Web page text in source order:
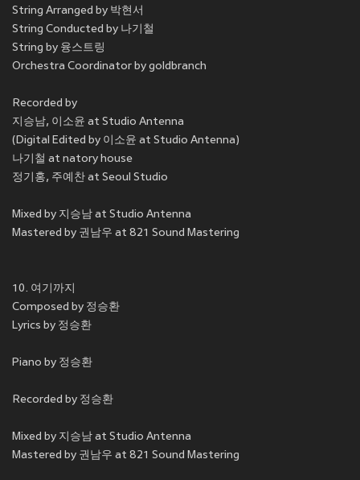
String Arranged by 박현서
String Conducted by 나기철
String by 융스트링
Orchestra Coordinator by goldbranch
Recorded by
지승남, 이소윤 at Studio Antenna
(Digital Edited by 이소윤 at Studio Antenna)
나기철 at natory house
정기홍, 주예찬 at Seoul Studio
Mixed by 지승남 at Studio Antenna
Mastered by 권남우 at 821 Sound Mastering
10. 여기까지
Composed by 정승환
Lyrics by 정승환
Piano by 정승환
Recorded by 정승환
Mixed by 지승남 at Studio Antenna
Mastered by 권남우 at 821 Sound Mastering